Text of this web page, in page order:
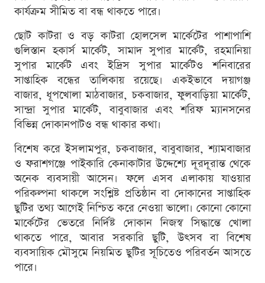
কার্যক্রম সীমিত বা বন্ধ থাকতে পারে।
ছোট কাটরা ও বড় কাটরা হোলসেল মার্কেটের পাশাপাশি
গুলিস্তান হকার্স মার্কেট, সামাদ সুপার মার্কেট, রহমানিয়া
সুপার মার্কেট এবং ইদ্রিস সুপার মার্কেটও শনিবারের
সাপ্তাহিক বন্ধের তালিকায় রয়েছে। একইভাবে দয়াগঞ্জ
বাজার, ধূপখোলা মাঠবাজার, চকবাজার, ফুলবাড়িয়া মার্কেট,
সান্দ্রা সুপার মার্কেট, বাবুবাজার এবং শরিফ ম্যানসনের
বিভিন্ন দোকানপাটও বন্ধ থাকার কথা।
বিশেষ করে ইসলামপুর, চকবাজার, বাবুবাজার, শ্যামবাজার
ও ফরাশগঞ্জে পাইকারি কেনাকাটার উদ্দেশ্যে দূরদূরান্ত থেকে
অনেক ব্যবসায়ী আসেন। ফলে এসব এলাকায় যাওয়ার
পরিকল্পনা থাকলে সংশ্লিষ্ট প্রতিষ্ঠান বা দোকানের সাপ্তাহিক
ছুটির তথ্য আগেই নিশ্চিত করে নেওয়া ভালো। কোনো কোনো
মার্কেটের ভেতরে নির্দিষ্ট দোকান নিজস্ব সিদ্ধান্তে খোলা
থাকতে পারে, আবার সরকারি ছুটি, উৎসব বা বিশেষ
ব্যবসায়িক মৌসুমে নিয়মিত ছুটির সূচিতেও পরিবর্তন আসতে
পারে।